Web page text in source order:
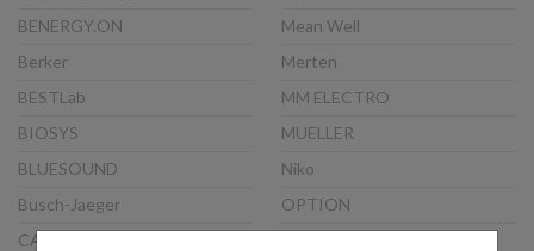
BENERGY.ON
Berker
BESTLab
BIOSYS
BLUESOUND
Busch-Jaeger
CASAMBI
Mean Well
Merten
MM ELECTRO
MUELLER
Niko
OPTION